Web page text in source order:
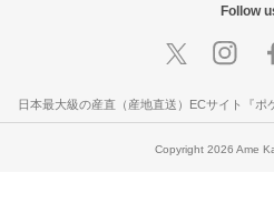
Follow
日本最大級の産直（産地直送）ECサイト『ポ
Copyright 2026 Ame